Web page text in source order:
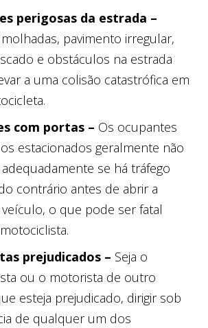
perigosas da estrada –
pavimento irregular,
e obstáculos na estrada
a uma colisão catastrófica em
com portas – Os ocupantes
estacionados geralmente não
se há tráfego
contrário antes de abrir a
o que pode ser fatal
prejudicados – Seja o
ou o motorista de outro
esteja prejudicado, dirigir sob
de qualquer um dos